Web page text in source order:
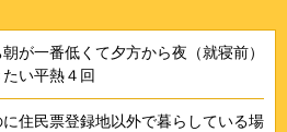
が一番低くて夕方から夜（就寝前）
い平熱４回
住民票登録地以外で暮らしている場